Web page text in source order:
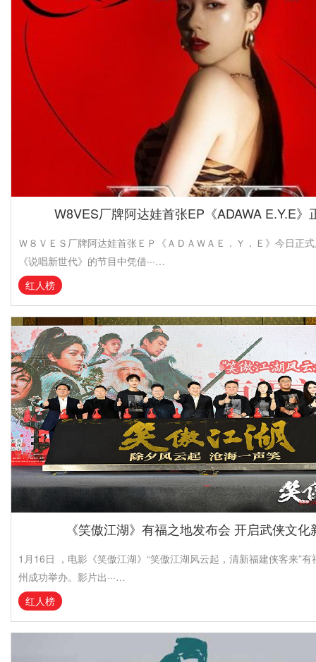
W8VES厂牌阿达娃首张EP《ADAWA E.Y.E》
Ｗ８ＶＥＳ厂牌阿达娃首张ＥＰ《ＡＤＡＷＡＥ．Ｙ．Ｅ》今日正
《说唱新世代》的节目中凭借···…
红人榜
《笑傲江湖》有福之地发布会 开启武侠文化
1月16日 ，电影《笑傲江湖》“笑傲江湖风云起，清新福建侠客来”
州成功举办。影片出···…
红人榜